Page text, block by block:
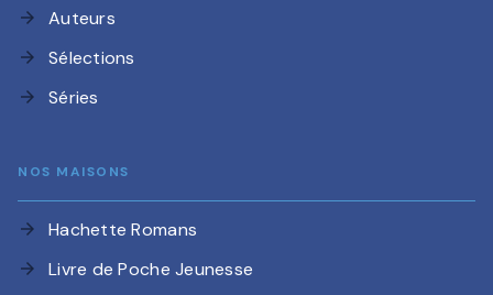
arrow_forward Auteurs
arrow_forward Sélections
arrow_forward Séries
NOS MAISONS
arrow_forward Hachette Romans
arrow_forward Livre de Poche Jeunesse